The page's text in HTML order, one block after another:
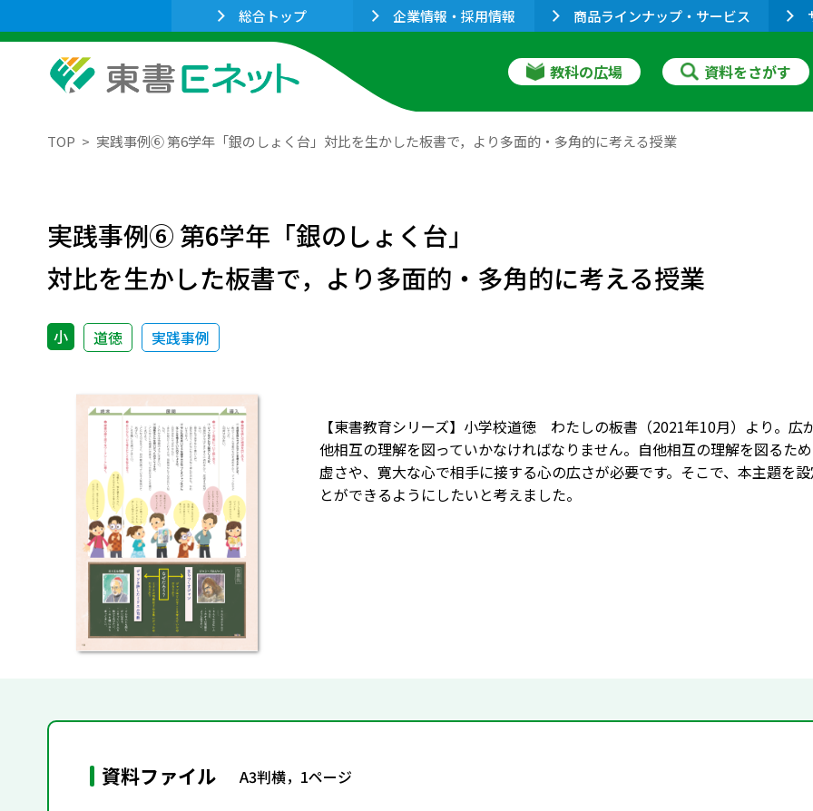
総合トップ 企業情報・採用情報 商品ラインナップ・サービス
教科の広場 資料をさがす
TOP 実践事例⑥ 第6学年「銀のしょく台」対比を生かした板書で，より多面的・多角的に考える授業
実践事例⑥ 第6学年「銀のしょく台」
対比を生かした板書で，より多面的・多角的に考える授業
小 道徳 実践事例
【東書教育シリーズ】小学校道徳 わたしの板書（2021年10月）より。
他相互の理解を図っていかなければなりません。自他相互の理解を図るた
虚さや、寛大な心で相手に接する心の広さが必要です。そこで、本主題を
とができるようにしたいと考えました。
資料ファイル A3判横，1ページ